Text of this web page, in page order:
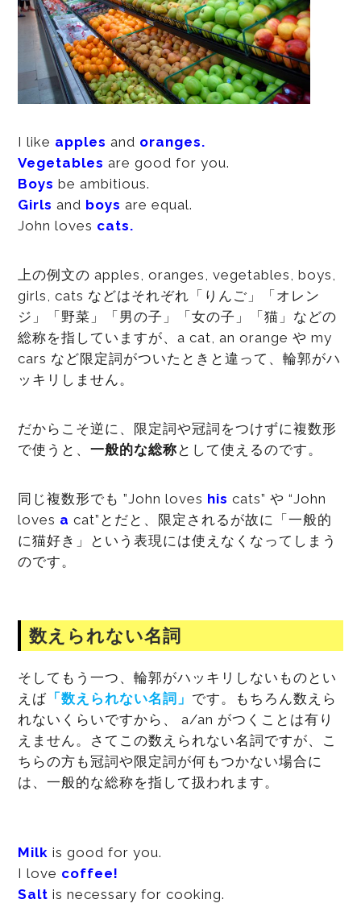
I like apples and oranges.
Vegetables are good for you.
Boys be ambitious.
Girls and boys are equal.
John loves cats.
上の例文の apples, oranges, vegetables, boys,
girls, cats などはそれぞれ「りんご」「オレン
ジ」「野菜」「男の子」「女の子」「猫」などの
総称を指していますが、a cat, an orange や my
cars など限定詞がついたときと違って、輪郭がハ
ッキリしません。
だからこそ逆に、限定詞や冠詞をつけずに複数形
で使うと、一般的な総称 として使えるのです。
同じ複数形でも ”John loves his cats” や “John
loves acat”とだと、限定されるが故に「一般的
に猫好き」という表現には使えなくなってしまう
のです。
数えられない名詞
そしてもう一つ、輪郭がハッキリしないものとい
えば 「数えられない名詞」 です。もちろん数えら
れないくらいですから、 a/an がつくことは有り
えません。さてこの数えられない名詞ですが、こ
ちらの方も冠詞や限定詞が何もつかない場合に
は、一般的な総称を指して扱われます。
Milk is good for you.
I love coffee!
Salt is necessary for cooking.